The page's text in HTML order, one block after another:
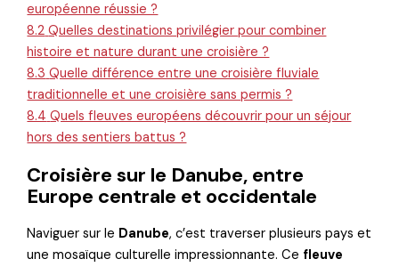
européenne réussie ?
8.2 Quelles destinations privilégier pour combiner
histoire et nature durant une croisière ?
8.3 Quelle différence entre une croisière fluviale
traditionnelle et une croisière sans permis ?
8.4 Quels fleuves européens découvrir pour un séjour
hors des sentiers battus ?
Croisière sur le Danube, entre
Europe centrale et occidentale
Naviguer sur le Danube, c’est traverser plusieurs pays et
une mosaïque culturelle impressionnante. Ce fleuve